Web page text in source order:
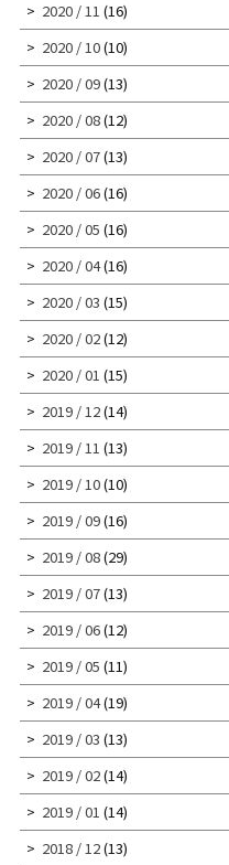
2020 / 11 (16)
2020 / 10(10)
2020 / 09(13)
2020 / 08(12)
2020 / 07(13)
2020 / 06(16)
2020 / 05 (16)
2020 / 04(16)
2020 / 03 (15)
2020 / 02(12)
2020 / 01 (15)
2019 / 12(14)
2019 / 11 (13)
2019 / 10(10)
2019 / 09(16)
2019 / 08(29)
2019 / 07(13)
2019 / 06(12)
2019 / 05 (11)
2019 / 04(19)
2019 / 03 (13)
2019 / 02(14)
2019 / 01 (14)
2018 / 12(13)